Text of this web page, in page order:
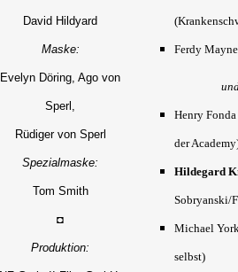
David Hildyard
Maske:
Evelyn Döring, Ago von
Sperl,
Rüdiger von Sperl
Spezialmaske:
Tom Smith
◘
Produktion:
Ferdy
Henry
der
Hildegard
Sobryanski/
Michael
selbst)